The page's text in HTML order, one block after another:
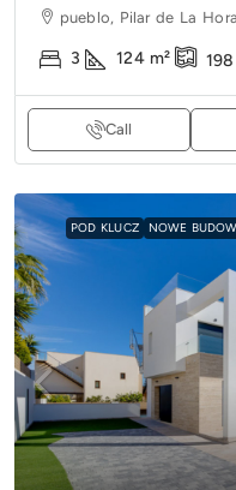
pueblo, Pilar de La
3 124 m² 198
Call
POD KLUCZ NOWE